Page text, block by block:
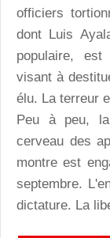
officiers
dont Luis
populaire,
visant à
élu. La terreur
Peu à peu,
cerveau des
montre est
septembre.
dictature. La